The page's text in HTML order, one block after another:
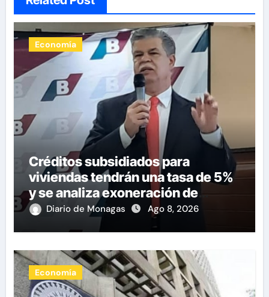
Economía
Créditos subsidiados para
viviendas tendrán una tasa de 5%
y se analiza exoneración de
aranceles
Diario de Monagas Ago 8, 2026
Economía